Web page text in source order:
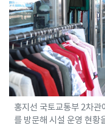
홍지선 국토교통부 2차
를 방문해 시설 운영 현